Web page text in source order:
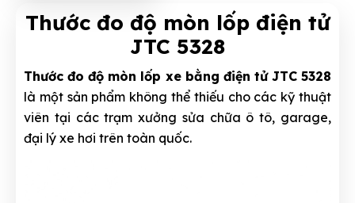
Thước đo độ mòn lốp điện tử
JTC 5328
Thước đo độ mòn lốp xe bằng điện tử JTC 5328
là một sản phẩm không thể thiếu cho các kỹ thuật
viên tại các trạm xưởng sửa chữa ô tô, garage,
đại lý xe hơi trên toàn quốc.